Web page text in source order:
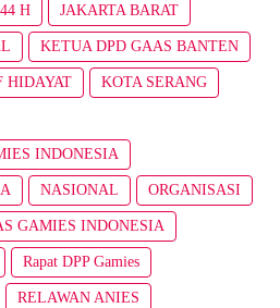
H JAKARTA BARAT
KETUA DPD GAAS BANTEN
HIDAYAT KOTA SERANG
INDONESIA
NASIONAL ORGANISASI
GAMIES INDONESIA
Rapat DPP Gamies
RELAWAN ANIES